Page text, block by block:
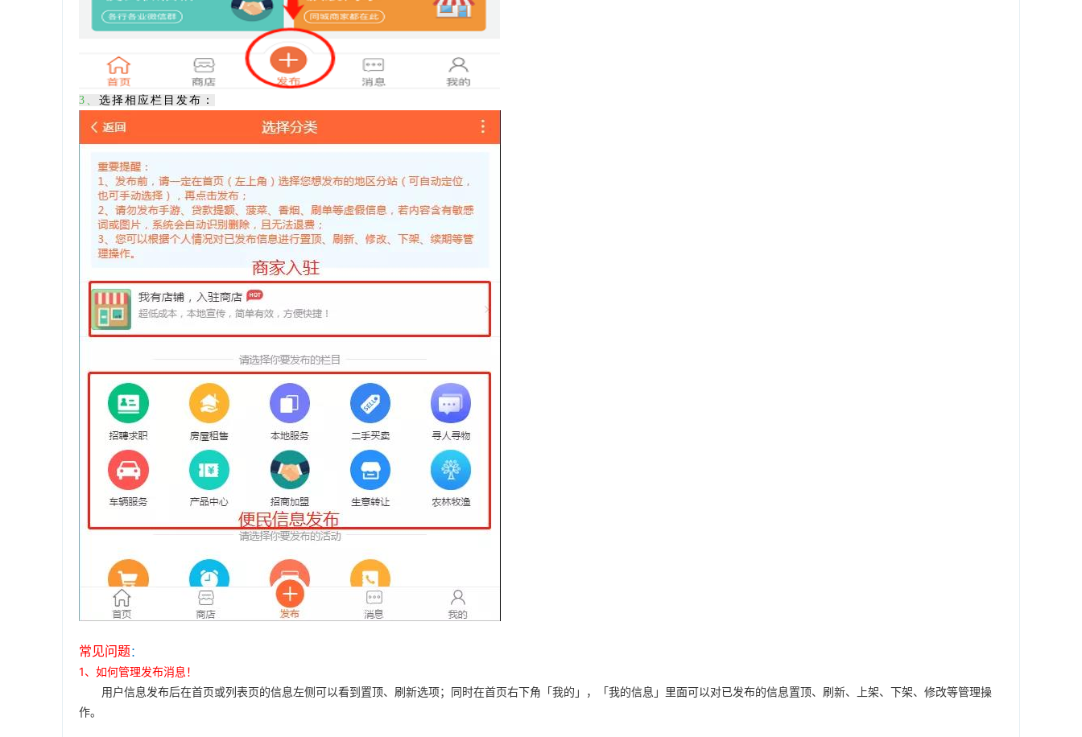
3、 选择相应栏目发布：
常见问题：
1、如何管理发布消息！
用户信息发布后在首页或列表页的信息左侧可以看到置顶、刷新选项；同时在首页右下角「我的」，「我的信息」里面可以对已发布的信息置顶、刷新、上架、下架、修改等管理操
作。